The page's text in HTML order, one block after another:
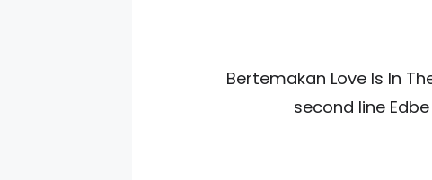
Bertemakan Love Is In
second line